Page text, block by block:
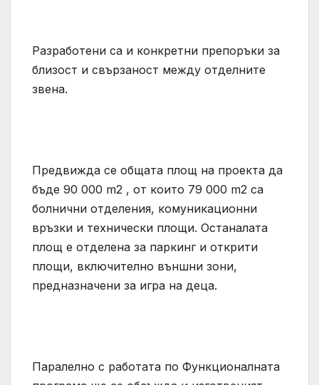
Разработени са и конкретни препоръки за
близост и свързаност между отделните
звена.
Предвижда се общата площ на проекта да
бъде 90 000 m2 , от които 79 000 m2 са
болнични отделения, комуникационни
връзки и технически площи. Останалата
площ е отделена за паркинг и открити
площи, включително външни зони,
предназначени за игра на деца.
Паралелно с работата по Функционалната